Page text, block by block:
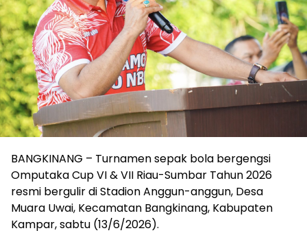
BANGKINANG – Turnamen sepak bola bergengsi
Omputaka Cup VI & VII Riau-Sumbar Tahun 2026
resmi bergulir di Stadion Anggun-anggun, Desa
Muara Uwai, Kecamatan Bangkinang, Kabupaten
Kampar, sabtu (13/6/2026).